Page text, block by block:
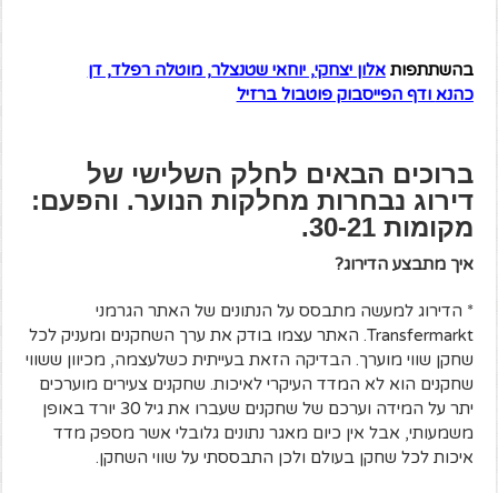
בהשתתפות אלון יצחקי, יוחאי שטנצלר,מוטלה רפלד,דן
כהנא ודף הפייסבוקפוטבול ברזיל
ברוכים הבאים לחלק השלישי של
דירוג נבחרות מחלקות הנוער. והפעם:
מקומות 30-21.
איך מתבצע הדירוג?
* הדירוג למעשה מתבסס על הנתונים של האתר הגרמני
Transfermarkt. האתר עצמו בודק את ערך השחקנים ומעניק לכל
שחקן שווי מוערך. הבדיקה הזאת בעייתית כשלעצמה, מכיוון ששווי
שחקנים הוא לא המדד העיקרי לאיכות. שחקנים צעירים מוערכים
יתר על המידה וערכם של שחקנים שעברו את גיל 30 יורד באופן
משמעותי, אבל אין כיום מאגר נתונים גלובלי אשר מספק מדד
איכות לכל שחקן בעולם ולכן התבססתי על שווי השחקן.